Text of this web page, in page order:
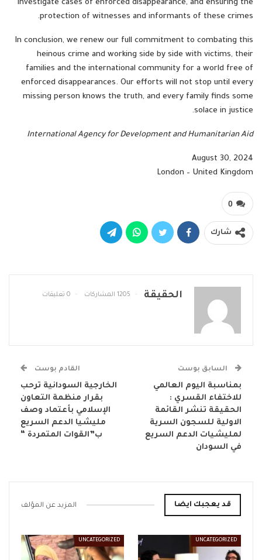
investigate cases of enforced disappearance, and ensuring the
protection of witnesses and informants of these crimes.
In conclusion, we renew our full commitment to combating this
heinous crime and working side by side with victims, their
families and the international community for a world free of
enforced disappearances. Our efforts will not stop until every
missing person knows the truth, and every family finds some
solace in justice.
International Agency for Development and Humanitarian Aid
August 30, 2024
London – United Kingdom
0
شارك
الحقيقة 1205 المشاركات 0 تعليقات
السابق بوست
بمناسبة اليوم العالمي
للاختفاء القسري :
الحقيقة تنشر القائمة
الاولية للسجون السرية
لمليشيات الدعم السريع
في السودان
القادم بوست
الخارجية السودانية ترحب
بقرار منظمة التعاون
الإسلامي بأعتماد وصف
مليشيا الدعم السريع
ب”القوات المتمردة “
قد يعجبك ايضا المزيد عن المؤلف
UNCATEGORIZED
UNCATEGORIZED